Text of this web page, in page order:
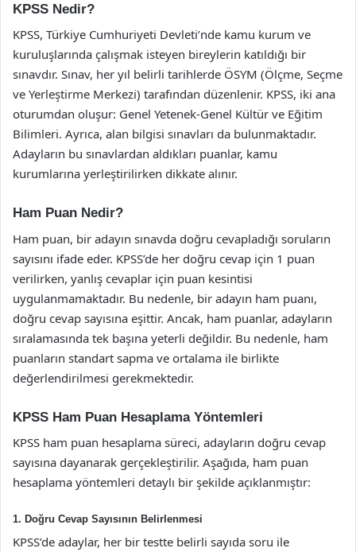
KPSS Nedir?
KPSS, Türkiye Cumhuriyeti Devleti’nde kamu kurum ve
kuruluşlarında çalışmak isteyen bireylerin katıldığı bir
sınavdır. Sınav, her yıl belirli tarihlerde ÖSYM (Ölçme, Seçme
ve Yerleştirme Merkezi) tarafından düzenlenir. KPSS, iki ana
oturumdan oluşur: Genel Yetenek-Genel Kültür ve Eğitim
Bilimleri. Ayrıca, alan bilgisi sınavları da bulunmaktadır.
Adayların bu sınavlardan aldıkları puanlar, kamu
kurumlarına yerleştirilirken dikkate alınır.
Ham Puan Nedir?
Ham puan, bir adayın sınavda doğru cevapladığı soruların
sayısını ifade eder. KPSS’de her doğru cevap için 1 puan
verilirken, yanlış cevaplar için puan kesintisi
uygulanmamaktadır. Bu nedenle, bir adayın ham puanı,
doğru cevap sayısına eşittir. Ancak, ham puanlar, adayların
sıralamasında tek başına yeterli değildir. Bu nedenle, ham
puanların standart sapma ve ortalama ile birlikte
değerlendirilmesi gerekmektedir.
KPSS Ham Puan Hesaplama Yöntemleri
KPSS ham puan hesaplama süreci, adayların doğru cevap
sayısına dayanarak gerçekleştirilir. Aşağıda, ham puan
hesaplama yöntemleri detaylı bir şekilde açıklanmıştır:
1. Doğru Cevap Sayısının Belirlenmesi
KPSS’de adaylar, her bir testte belirli sayıda soru ile